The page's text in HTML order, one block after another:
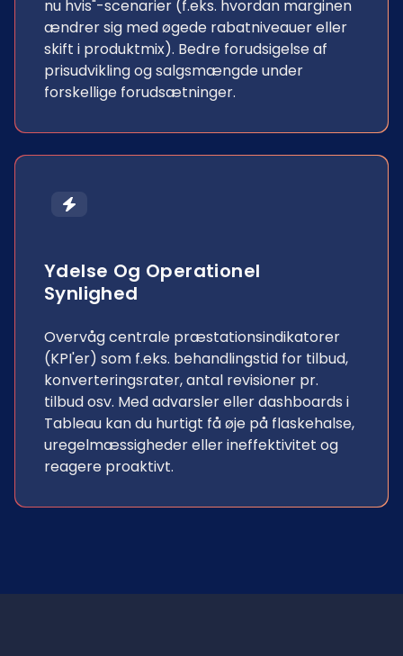
nu hvis"-scenarier (f.eks. hvordan marginen
ændrer sig med øgede rabatniveauer eller
skift i produktmix). Bedre forudsigelse af
prisudvikling og salgsmængde under
forskellige forudsætninger.
Ydelse Og Operationel
Synlighed
Overvåg centrale præstationsindikatorer
(KPI'er) som f.eks. behandlingstid for tilbud,
konverteringsrater, antal revisioner pr.
tilbud osv. Med advarsler eller dashboards i
Tableau kan du hurtigt få øje på flaskehalse,
uregelmæssigheder eller ineffektivitet og
reagere proaktivt.